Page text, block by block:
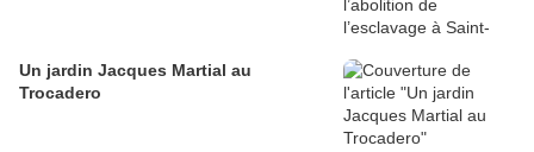
Un jardin Jacques Martial au
Trocadero